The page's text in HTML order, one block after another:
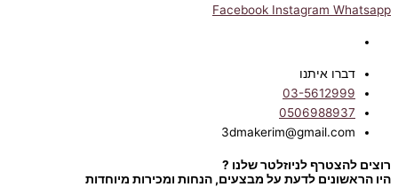
Facebook Instagram Whatsapp
דברו איתנו
03-5612999
0506988937
3dmakerim@gmail.com
רוצים להצטרף לניוזלטר שלנו ?
היו הראשונים לדעת על מבצעים, הנחות ומכירות מיוחדות